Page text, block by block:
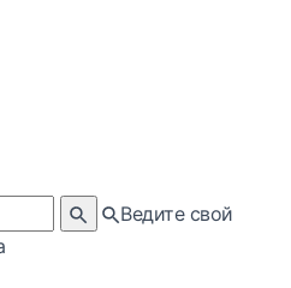
Ведите свой